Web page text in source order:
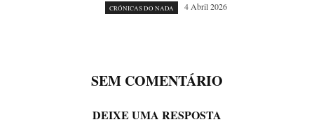
CRÓNICAS DO NADA 4 Abril 2026
SEM COMENTÁRIO
DEIXE UMA RESPOSTA